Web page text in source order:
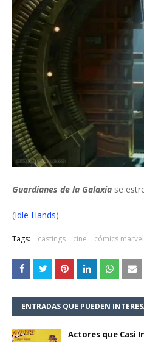
Guardianes de la Galaxia se
(Idle Hands)
Tags: castings cine cómics marvel
ENTRADAS QUE PUEDEN
Actores que Casi